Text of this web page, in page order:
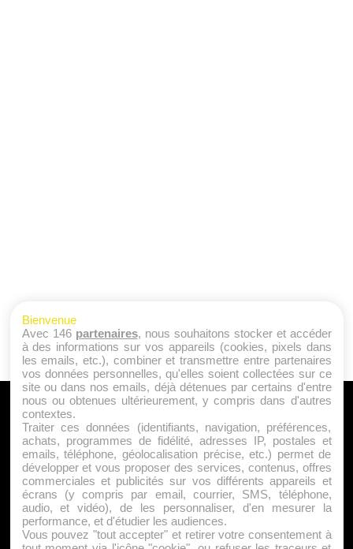
A PROPOS
Qui sommes nous ?
Mentions Légales
Publicité
Politique de Cookies
Contact
Bienvenue
Avec 146 partenaires, nous souhaitons stocker et accéder
à des informations sur vos appareils (cookies, pixels dans
les emails, etc.), combiner et transmettre entre partenaires
vos données personnelles, qu'elles soient collectées sur ce
site ou dans nos emails, déjà détenues par certains d'entre
nous ou obtenues ultérieurement, y compris dans d'autres
contextes.
Traiter ces données (identifiants, navigation, préférences,
achats, programmes de fidélité, adresses IP, postales et
emails, téléphone, géolocalisation précise, etc.) permet de
développer et vous proposer des services, contenus, offres
commerciales et publicités sur vos différents appareils et
écrans (y compris par email, courrier, SMS, téléphone,
audio, et vidéo), de les personnaliser, d'en mesurer la
performance, et d'étudier les audiences.
Vous pouvez "tout accepter" et retirer votre consentement à